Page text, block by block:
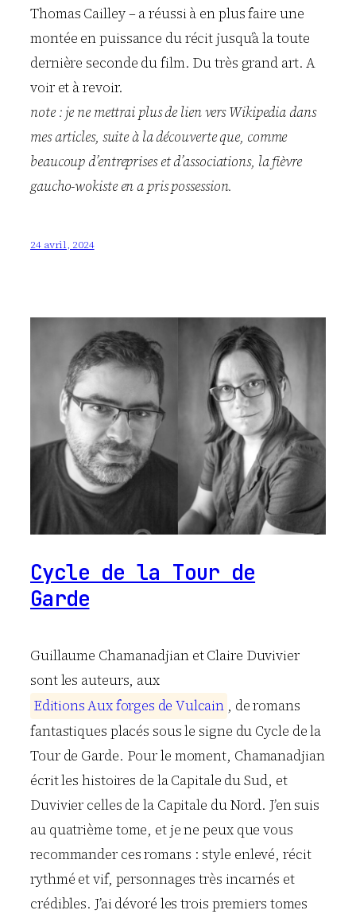
Thomas Cailley – a réussi à en plus faire une
montée en puissance du récit jusqu’à la toute
dernière seconde du film. Du très grand art. A
voir et à revoir.
note : je ne mettrai plus de lien vers Wikipedia dans
mes articles, suite à la découverte que, comme
beaucoup d’entreprises et d’associations, la fièvre
gaucho-wokiste en a pris possession.
24 avril, 2024
Cycle de la Tour de
Garde
Guillaume Chamanadjian et Claire Duvivier
sont les auteurs, aux
EditionsAuxforges de Vulcain , de romans
fantastiques placés sous le signe du Cycle de la
Tour de Garde. Pour le moment, Chamanadjian
écrit les histoires de la Capitale du Sud, et
Duvivier celles de la Capitale du Nord. J’en suis
au quatrième tome, et je ne peux que vous
recommander ces romans : style enlevé, récit
rythmé et vif, personnages très incarnés et
crédibles. J’ai dévoré les trois premiers tomes